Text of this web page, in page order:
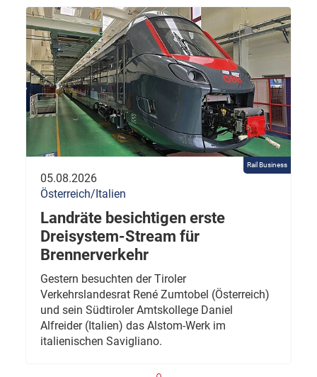
Rail Business
05.08.2026
Österreich/Italien
Landräte besichtigen erste
Dreisystem-Stream für
Brennerverkehr
Gestern besuchten der Tiroler
Verkehrslandesrat René Zumtobel (Österreich)
und sein Südtiroler Amtskollege Daniel
Alfreider (Italien) das Alstom-Werk im
italienischen Savigliano.